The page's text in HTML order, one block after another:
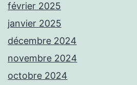
février 2025
janvier 2025
décembre 2024
novembre 2024
octobre 2024